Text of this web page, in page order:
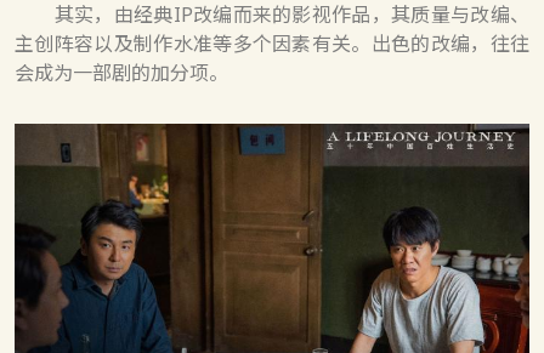
其实，由经典IP改编而来的影视作品，其质量与改编、
主创阵容以及制作水准等多个因素有关。出色的改编，往往
会成为一部剧的加分项。